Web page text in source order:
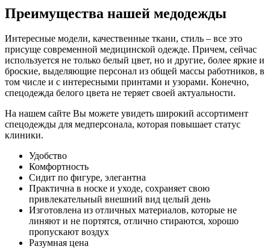
Преимущества нашей медодежды
Интересные модели, качественные ткани, стиль – все это
присуще современной медицинской одежде. Причем, сейчас
используется не только белый цвет, но и другие, более яркие и
броские, выделяющие персонал из общей массы работников, в
том числе и с интересными принтами и узорами. Конечно,
спецодежда белого цвета не теряет своей актуальности.
На нашем сайте Вы можете увидеть широкий ассортимент
спецодежды для медперсонала, которая повышает статус
клиники.
Удобство
Комфортность
Сидит по фигуре, элегантна
Практична в носке и уходе, сохраняет свою
привлекательный внешний вид целый день
Изготовлена из отличных материалов, которые не
линяют и не портятся, отлично стираются, хорошо
пропускают воздух
Разумная цена